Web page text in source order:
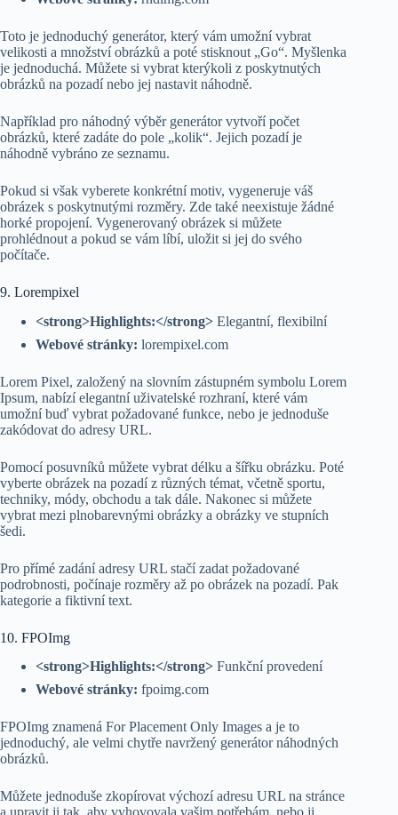
Toto je jednoduchý generátor, který vám umožní vybrat
velikosti a množství obrázků a poté stisknout „Go“. Myšlenka
je jednoduchá. Můžete si vybrat kterýkoli z poskytnutých
obrázků na pozadí nebo jej nastavit náhodně.
Například pro náhodný výběr generátor vytvoří počet
obrázků, které zadáte do pole „kolik“. Jejich pozadí je
náhodně vybráno ze seznamu.
Pokud si však vyberete konkrétní motiv, vygeneruje váš
obrázek s poskytnutými rozměry. Zde také neexistuje žádné
horké propojení. Vygenerovaný obrázek si můžete
prohlédnout a pokud se vám líbí, uložit si jej do svého
počítače.
9. Lorempixel
<strong>Highlights:</strong> Elegantní, flexibilní
Webové stránky: lorempixel.com
Lorem Pixel, založený na slovním zástupném symbolu Lorem
Ipsum, nabízí elegantní uživatelské rozhraní, které vám
umožní buď vybrat požadované funkce, nebo je jednoduše
zakódovat do adresy URL.
Pomocí posuvníků můžete vybrat délku a šířku obrázku. Poté
vyberte obrázek na pozadí z různých témat, včetně sportu,
techniky, módy, obchodu a tak dále. Nakonec si můžete
vybrat mezi plnobarevnými obrázky a obrázky ve stupních
šedi.
Pro přímé zadání adresy URL stačí zadat požadované
podrobnosti, počínaje rozměry až po obrázek na pozadí. Pak
kategorie a fiktivní text.
10. FPOImg
<strong>Highlights:</strong> Funkční provedení
Webové stránky: fpoimg.com
FPOImg znamená For Placement Only Images a je to
jednoduchý, ale velmi chytře navržený generátor náhodných
obrázků.
Můžete jednoduše zkopírovat výchozí adresu URL na stránce